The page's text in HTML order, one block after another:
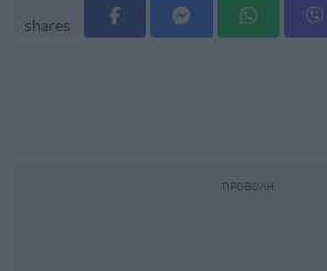
shares